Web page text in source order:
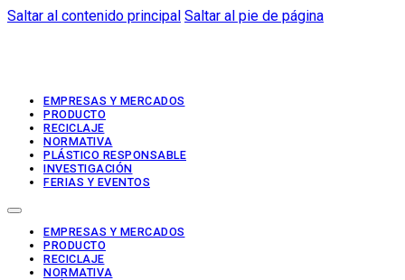
Saltar al contenido principal Saltar al pie de página
EMPRESAS Y MERCADOS
PRODUCTO
RECICLAJE
NORMATIVA
PLÁSTICO RESPONSABLE
INVESTIGACIÓN
FERIAS Y EVENTOS
EMPRESAS Y MERCADOS
PRODUCTO
RECICLAJE
NORMATIVA